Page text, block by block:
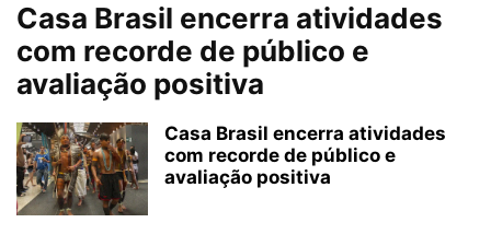
Casa Brasil encerra atividades
com recorde de público e
avaliação positiva
Casa Brasil encerra atividades
com recorde de público e
avaliação positiva